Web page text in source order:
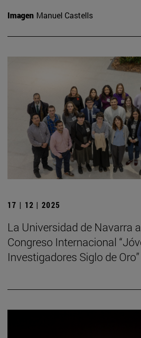
Imagen Manuel Castells
17 | 12 | 2025
La Universidad de Navarra
Congreso Internacional
Investigadores Siglo de